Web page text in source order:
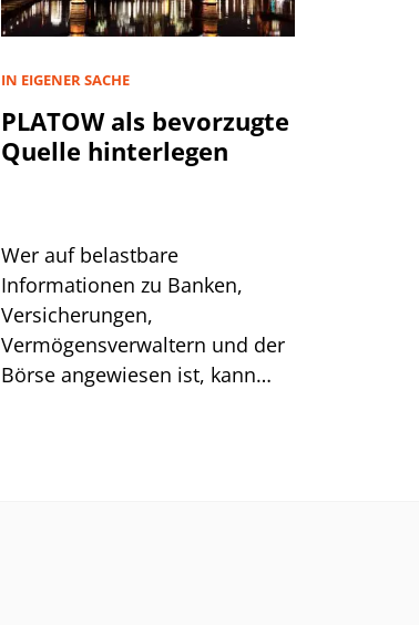
IN EIGENER SACHE
PLATOW als bevorzugte
Quelle hinterlegen
Wer auf belastbare
Informationen zu Banken,
Versicherungen,
Vermögensverwaltern und der
Börse angewiesen ist, kann